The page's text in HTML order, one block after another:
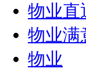
物业直
物业满
物业